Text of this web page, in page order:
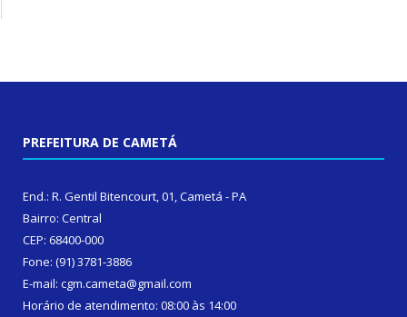
PREFEITURA DE CAMETÁ
End.: R. Gentil Bitencourt, 01, Cametá - PA
Bairro: Central
CEP: 68400-000
Fone: (91) 3781-3886
E-mail: cgm.cameta@gmail.com
Horário de atendimento: 08:00 às 14:00